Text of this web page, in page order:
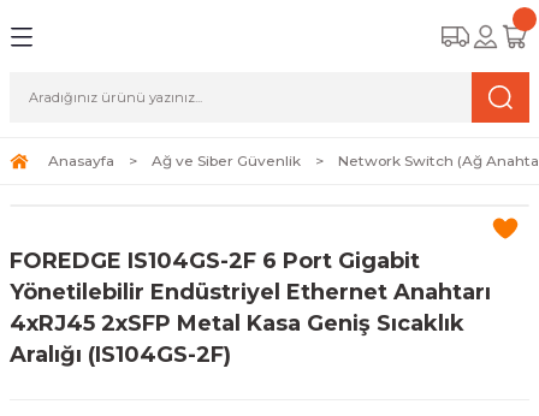
Sistemleri
Sistemleri (Network Kameraları)
ve Depolama Çözümleri
ve Bağlantı Kabloları
Güvenlik
Duvarı) Cihazları
Ağ Yönlendiricileri
Fi) ve Access Point Ürünleri
ve Depolama Ürünleri
SSD
Kurtarma
Anasayfa Ağ ve Siber Güvenlik Network Switch (Ağ
FOREDGE IS104GS-2F 6 Port Gigabit
Yönetilebilir Endüstriyel Ethernet Anahtarı
4xRJ45 2xSFP Metal Kasa Geniş Sıcaklık
Aralığı (IS104GS-2F)